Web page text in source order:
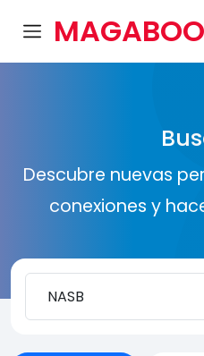
MAGABOO
Descubre nuevas
conexiones y